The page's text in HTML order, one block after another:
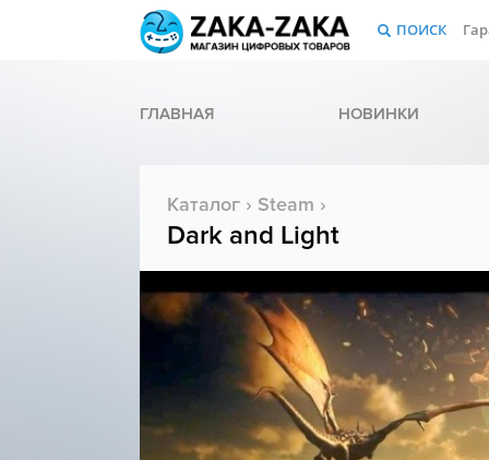
ПОИСК
ГЛАВНАЯ НОВИНКИ
Каталог › Steam ›
Dark and Light